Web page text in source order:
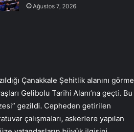
Ağustos 7, 2026
Çanakkale Şehitlik alanını görme
Gelibolu Tarihi Alanı’na geçti. Bu
gezildi. Cepheden getirilen
çalışmaları, askerlere yapılan